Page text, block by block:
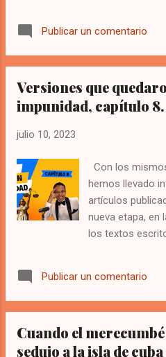
Publicar un comentario
Versiones que
impunidad, capítulo 8.
julio 10, 2023
Con los
hemos llevado
artículos
nueva etapa, en
los textos
del video en
para ver y oír
propuestos en
Esperamos que
nosotros lo
Publicar un comentario
Cuando el
sedujo a la isla de cuba